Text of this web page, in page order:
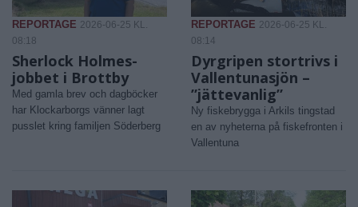
REPORTAGE 2026-06-25 KL.
08:18
Sherlock Holmes-
jobbet i Brottby
Med gamla brev och dagböcker
har Klockarborgs vänner lagt
pusslet kring familjen Söderberg
REPORTAGE 2026-06-25 KL.
08:14
Dyrgripen stortrivs i
Vallentunasjön –
”jättevanlig”
Ny fiskebrygga i Arkils tingstad
en av nyheterna på fiskefronten i
Vallentuna